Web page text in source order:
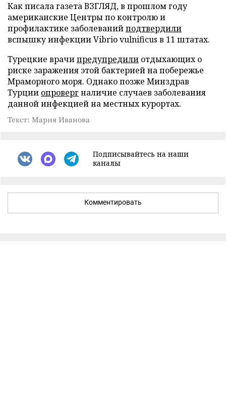
Как писала газета ВЗГЛЯД, в прошлом году
американские Центры по контролю и
профилактике заболеванийподтвердили
вспышку инфекции Vibrio vulnificus в 11 штатах.
Турецкие врачипредупредили отдыхающих о
риске заражения этой бактерией на побережье
Мраморного моря. Однако позже Минздрав
Турции опроверг наличие случаев заболевания
данной инфекцией на местных курортах.
Текст: Мария Иванова
Подписывайтесь на наши
каналы
Комментировать